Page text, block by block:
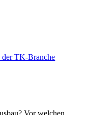
der TK-Branche